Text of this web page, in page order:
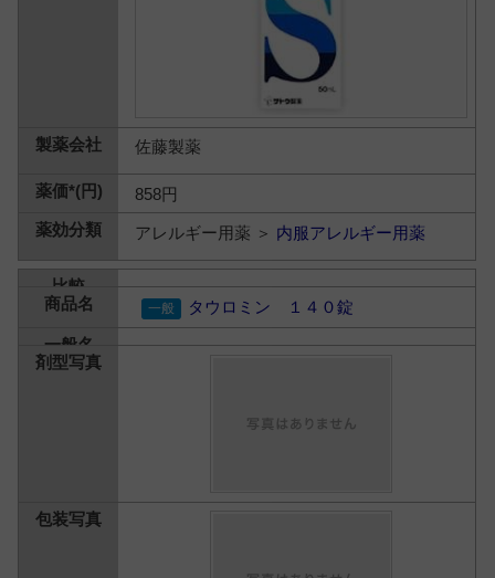
佐藤製薬
858円
アレルギー用薬 ＞ 内服アレルギー用薬
タウロミン １４０錠